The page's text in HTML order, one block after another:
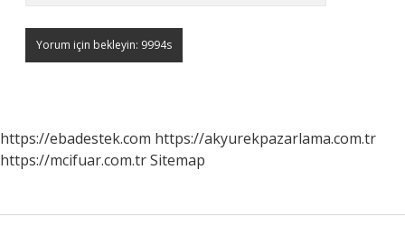
https://ebadestek.com https://akyurekpazarlama.com.tr
https://mcifuar.com.trSitemap